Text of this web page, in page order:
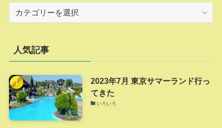
ー
人気記事
2023年7月 東京サマーランド行っ
てきた
いろいろ